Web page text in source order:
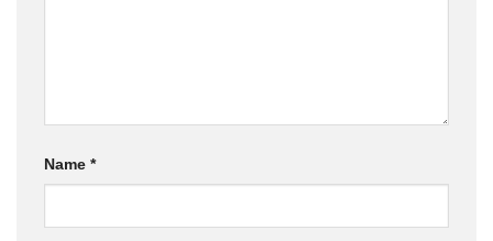
Name *